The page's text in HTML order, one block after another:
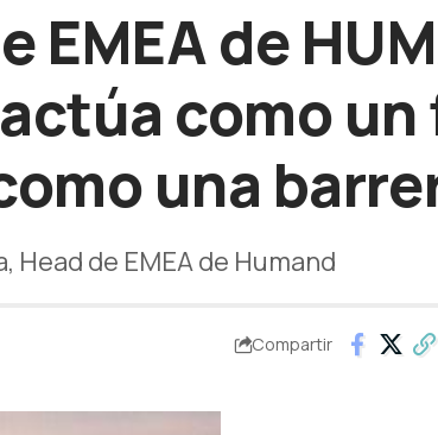
de
como
una
Head de EMEA de Humand
Compartir